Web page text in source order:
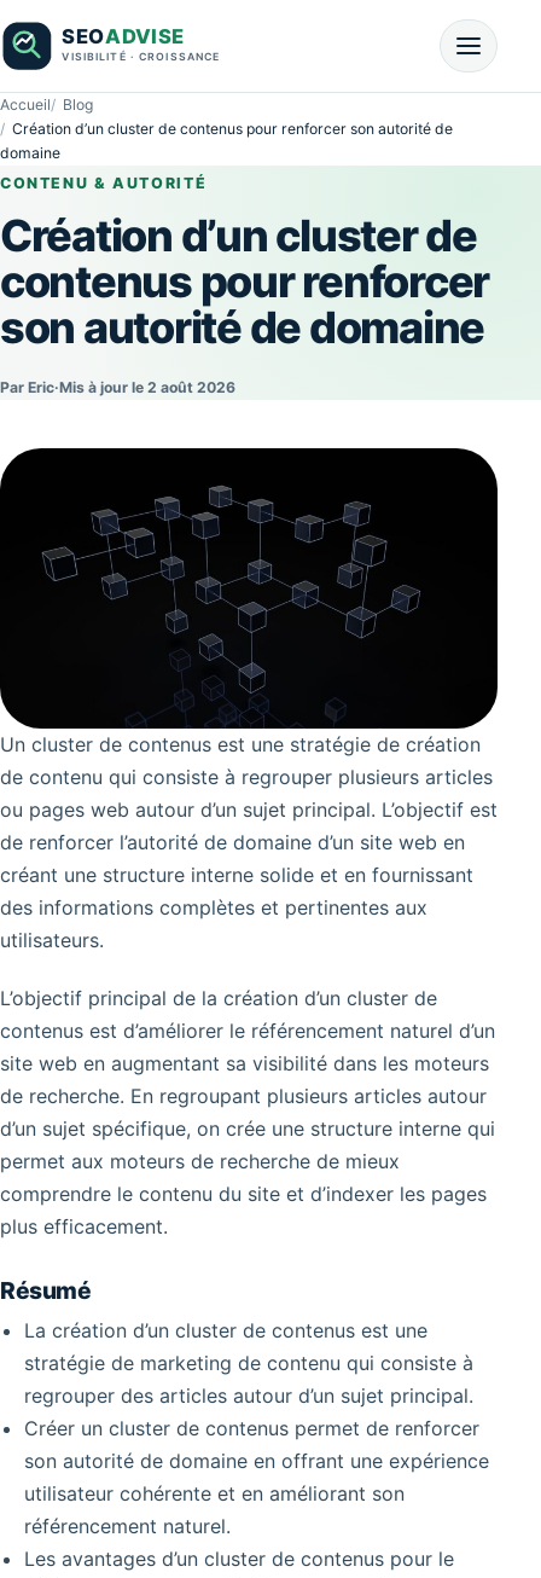
Accueil
Blog
Création d’un cluster de contenus pour renforcer son autorité de
domaine
CONTENU & AUTORITÉ
Création d’un cluster de
contenus pour renforcer
son autorité de domaine
Par Eric·Mis à jour le 2 août 2026
Un cluster de contenus est une stratégie de création
de contenu qui consiste à regrouper plusieurs articles
ou pages web autour d’un sujet principal. L’objectif est
de renforcer l’autorité de domaine d’un site web en
créant une structure interne solide et en fournissant
des informations complètes et pertinentes aux
utilisateurs.
L’objectif principal de la création d’un cluster de
contenus est d’améliorer le référencement naturel d’un
site web en augmentant sa visibilité dans les moteurs
de recherche. En regroupant plusieurs articles autour
d’un sujet spécifique, on crée une structure interne qui
permet aux moteurs de recherche de mieux
comprendre le contenu du site et d’indexer les pages
plus efficacement.
Résumé
La création d’un cluster de contenus est une
stratégie de marketing de contenu qui consiste à
regrouper des articles autour d’un sujet principal.
Créer un cluster de contenus permet de renforcer
son autorité de domaine en offrant une expérience
utilisateur cohérente et en améliorant son
référencement naturel.
Les avantages d’un cluster de contenus pour le